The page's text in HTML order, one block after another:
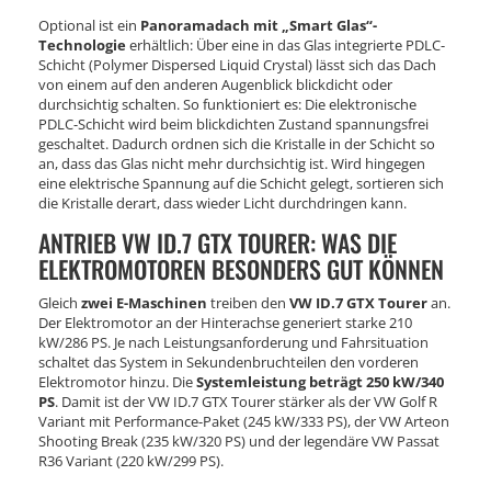
Optional ist ein Panoramadach mit „Smart Glas“-
Technologieerhältlich: Über eine in das Glas integrierte PDLC-
Schicht (Polymer Dispersed Liquid Crystal) lässt sich das Dach
von einem auf den anderen Augenblick blickdicht oder
durchsichtig schalten. So funktioniert es: Die elektronische
PDLC-Schicht wird beim blickdichten Zustand spannungsfrei
geschaltet. Dadurch ordnen sich die Kristalle in der Schicht so
an, dass das Glas nicht mehr durchsichtig ist. Wird hingegen
eine elektrische Spannung auf die Schicht gelegt, sortieren sich
die Kristalle derart, dass wieder Licht durchdringen kann.
ANTRIEB VW ID.7 GTX TOURER: WAS DIE
ELEKTROMOTOREN BESONDERS GUT KÖNNEN
Gleich zwei E-Maschinen treiben den VW ID.7 GTX Toureran.
Der Elektromotor an der Hinterachse generiert starke 210
kW/286 PS. Je nach Leistungsanforderung und Fahrsituation
schaltet das System in Sekundenbruchteilen den vorderen
Elektromotor hinzu. DieSystemleistung beträgt 250 kW/340
PS. Damit ist der VW ID.7 GTX Tourer stärker als der VW Golf R
Variant mit Performance-Paket (245 kW/333 PS), der VW Arteon
Shooting Break (235 kW/320 PS) und der legendäre VW Passat
R36 Variant (220 kW/299 PS).